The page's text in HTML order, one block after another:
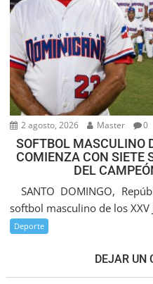
2 agosto, 2026 Master 0
SOFTBOL MASCULINO
COMIENZA CON SIETE
DEL
SANTO DOMINGO,
softbol masculino de los
Deporte
DEJAR UN